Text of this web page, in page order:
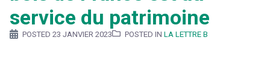
service du patrimoine
POSTED 23 JANVIER 2023 POSTED IN LA LETTRE B